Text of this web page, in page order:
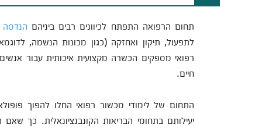
תחום הרפואה התפתח לכיוונים רבים ביניהם הנדסה
לתפעול, תיקון ואחזקה (כגון מכונות הנשמה,
רפואי מספקים הכשרה מקצועית איכותית עבור
חיים.
התחום של לימודי מכשור רפואי החלו להפוך
יעילותם בתחומי הבריאות הקונבנציונאלית. כך